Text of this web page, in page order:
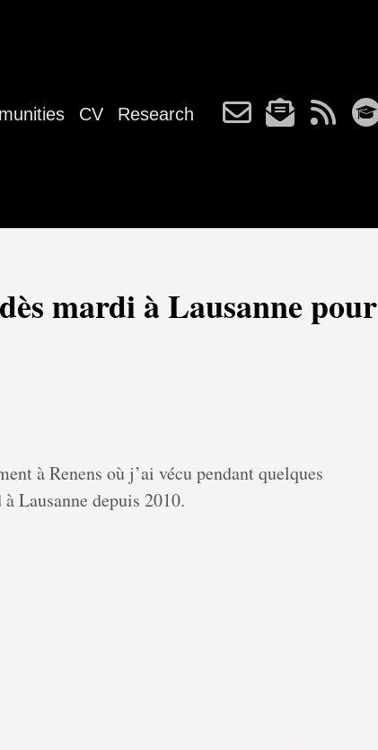
CV Research
mardi à Lausanne pour
à Renens où j’ai vécu pendant quelques
Lausanne depuis 2010.